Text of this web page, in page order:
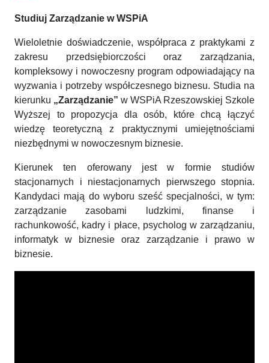
Studiuj Zarządzanie w WSPiA
Wieloletnie doświadczenie, współpraca z praktykami z
zakresu przedsiębiorczości oraz zarządzania,
kompleksowy i nowoczesny program odpowiadający na
wyzwania i potrzeby współczesnego biznesu. Studia na
kierunku „Zarządzanie” w WSPiA Rzeszowskiej Szkole
Wyższej to propozycja dla osób, które chcą łączyć
wiedzę teoretyczną z praktycznymi umiejętnościami
niezbędnymi w nowoczesnym biznesie.
Kierunek ten oferowany jest w formie studiów
stacjonarnych i niestacjonarnych pierwszego stopnia.
Kandydaci mają do wyboru sześć specjalności, w tym:
zarządzanie zasobami ludzkimi, finanse i
rachunkowość, kadry i płace, psycholog w zarządzaniu,
informatyk w biznesie oraz zarządzanie i prawo w
biznesie.